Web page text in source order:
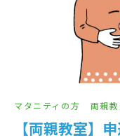
マタニティの方 両親教
【両親教室】